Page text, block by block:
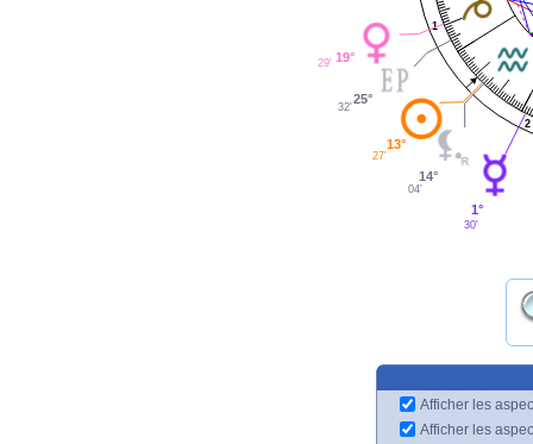
1
2
19°
29'
25°
32'
13°
27'
14°
04'
1°
30'
Afficher les
Afficher les